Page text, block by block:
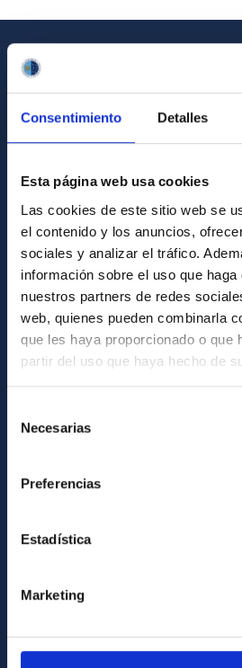
Consentimiento Detalles
Esta página web usa cookies
Las cookies de este sitio web se
el contenido y los anuncios,
sociales y analizar el tráfico.
información sobre el uso que
nuestros partners de redes
web, quienes pueden combinarla
que les haya proporcionado o que
partir del uso que haya hecho de
Necesarias
Preferencias
Estadística
Marketing
GENERAL INFORMATION
Contact
How to get to the IAC
List of personnel
Library
General register
ABOUT THE IAC
Legislation
Transparency
Environment and Sustainability
External funding
IAC Friends
IAC PORTAL